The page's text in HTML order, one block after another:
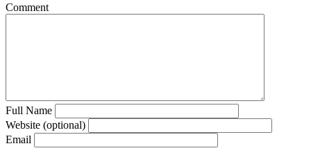
Comment
Full Name
Website (optional)
Email